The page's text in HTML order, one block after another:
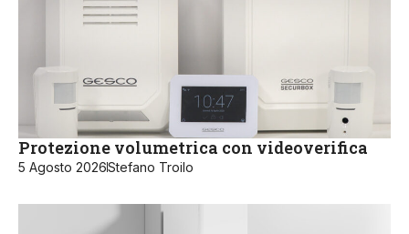
Protezione volumetrica con videoverifica
5 Agosto 2026Stefano Troilo